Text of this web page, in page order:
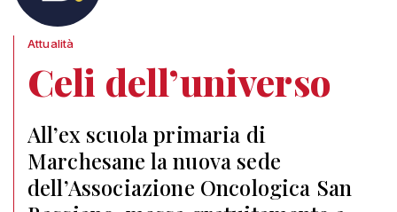
Attualità
Celi dell’universo
All’ex scuola primaria di
Marchesane la nuova sede
dell’Associazione Oncologica San